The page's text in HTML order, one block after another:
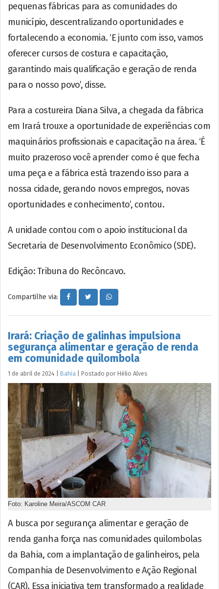
pequenas fábricas para as comunidades do
município, descentralizando oportunidades e
fortalecendo a economia. ‘E junto com isso, vamos
oferecer cursos de costura e capacitação,
garantindo mais qualificação e geração de renda
para o nosso povo’, disse.
Para a costureira Diana Silva, a chegada da fábrica
em Irará trouxe a oportunidade de experiências com
maquinários profissionais e capacitação na área. ‘É
muito prazeroso você aprender como é que fecha
uma peça e a fábrica está trazendo isso para a
nossa cidade, gerando novos empregos, novas
oportunidades e conhecimento’, contou.
A unidade contou com o apoio institucional da
Secretaria de Desenvolvimento Econômico (SDE).
Edição: Tribuna do Recôncavo.
Compartilhe via:
Irará: Criação de galinhas impulsiona
segurança alimentar e geração de renda
em comunidade quilombola
1 de abril de 2024 Bahia Postado por Hélio Alves
Foto: Karoline Meira/ASCOM CAR
A busca por segurança alimentar e geração de
renda ganha força nas comunidades quilombolas
da Bahia, com a implantação de galinheiros, pela
Companhia de Desenvolvimento e Ação Regional
(CAR). Essa iniciativa tem transformado a realidade